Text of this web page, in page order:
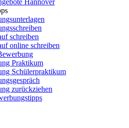
Hannover
schreiben
online schreiben
Praktikum
Schülerpraktikum
zurückziehen